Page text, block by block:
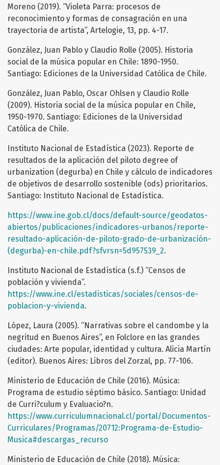
Moreno (2019). “Violeta Parra: procesos de
reconocimiento y formas de consagración en una
trayectoria de artista”, Artelogie, 13, pp. 4-17.
González, Juan Pablo y Claudio Rolle (2005). Historia
social de la música popular en Chile: 1890-1950.
Santiago: Ediciones de la Universidad Católica de Chile.
González, Juan Pablo, Oscar Ohlsen y Claudio Rolle
(2009). Historia social de la música popular en Chile,
1950-1970. Santiago: Ediciones de la Universidad
Católica de Chile.
Instituto Nacional de Estadística (2023). Reporte de
resultados de la aplicación del piloto degree of
urbanization (degurba) en Chile y cálculo de indicadores
de objetivos de desarrollo sostenible (ods) prioritarios.
Santiago: Instituto Nacional de Estadística.
https://www.ine.gob.cl/docs/default-source/geodatos-
abiertos/publicaciones/indicadores-urbanos/reporte-
resultado-aplicación-de-piloto-grado-de-urbanización-
(degurba)-en-chile.pdf?sfvrsn=5d957539_2.
Instituto Nacional de Estadística (s.f.) “Censos de
población y vivienda”.
https://www.ine.cl/estadisticas/sociales/censos-de-
poblacion-y-vivienda.
López, Laura (2005). “Narrativas sobre el candombe y la
negritud en Buenos Aires”, en Folclore en las grandes
ciudades: Arte popular, identidad y cultura. Alicia Martín
(editor). Buenos Aires: Libros del Zorzal, pp. 77-106.
Ministerio de Educación de Chile (2016). Música:
Programa de estudio séptimo básico. Santiago: Unidad
de Curri?culum y Evaluacio?n.
https://www.curriculumnacional.cl/portal/Documentos-
Curriculares/Programas/20712:Programa-de-Estudio-
Musica#descargas_recurso
Ministerio de Educación de Chile (2018). Música: